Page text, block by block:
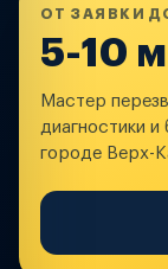
ОТ ЗАЯВКИ
5-10
Мастер
диагностики
городе Верх-